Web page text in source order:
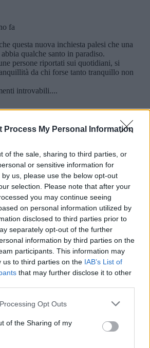
Process My Personal Information
of the sale, sharing to third parties, or
or sensitive information for
us, please use the below opt-out
selection. Please note that after your
you may continue seeing
on personal information utilized by
disclosed to third parties prior to
separately opt-out of the further
information by third parties on the
participants. This information may
us to third parties on the IAB’s List of
that may further disclose it to other
Opt Outs
of the Sharing of my